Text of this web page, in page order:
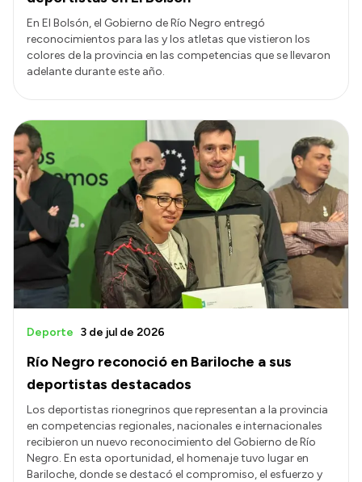
En El Bolsón, el Gobierno de Río Negro entregó
reconocimientos para las y los atletas que vistieron los
colores de la provincia en las competencias que se llevaron
adelante durante este año.
Río Negro reconoció en Bariloche a sus
deportistas destacados
Deporte 3 de jul de 2026
Los deportistas rionegrinos que representan a la provincia
en competencias regionales, nacionales e internacionales
recibieron un nuevo reconocimiento del Gobierno de Río
Negro. En esta oportunidad, el homenaje tuvo lugar en
Bariloche, donde se destacó el compromiso, el esfuerzo y